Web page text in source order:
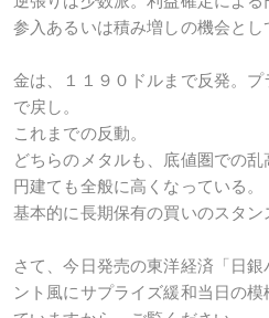
参入あるいは積み増しの機会とし
金は、１１９０ドルまで反発。
で戻し。
これまでの反動。
どちらのメタルも、底値圏での乱
円建ても全般に高くなっている。
基本的に長期保有の買いのスタン
さて、今日発売の東洋経済「日
ント風にサプライズ緩和当日の